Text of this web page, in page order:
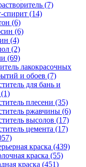
(7)
спирит (14)
(6)
(6)
(4)
(2)
(69)
лакокрасочных
и обоев (7)
для бань и
(1)
плесени (35)
ржавчины (6)
высолов (17)
цемента (17)
краска (439)
краска (55)
краска (451)